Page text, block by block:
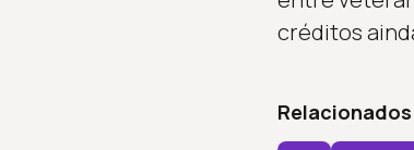
créditos